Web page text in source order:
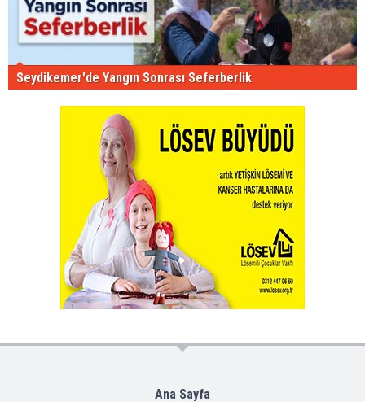
Seydikemer'de Yangın Sonrası Seferberlik
Ana Sayfa